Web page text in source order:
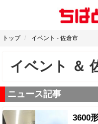
トップ イベント - 佐倉市
イベント ＆
ニュース記事
3600